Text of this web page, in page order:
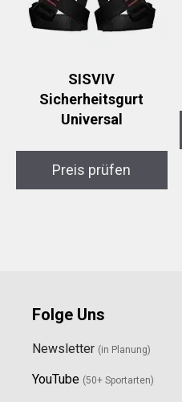
SISVIV
Sicherheitsgurt
Universal
Preis prüfen
Folge Uns
Newsletter (in Planung)
YouTube (50+ Sportarten)